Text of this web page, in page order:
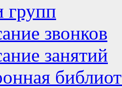
групп
звонков
занятий